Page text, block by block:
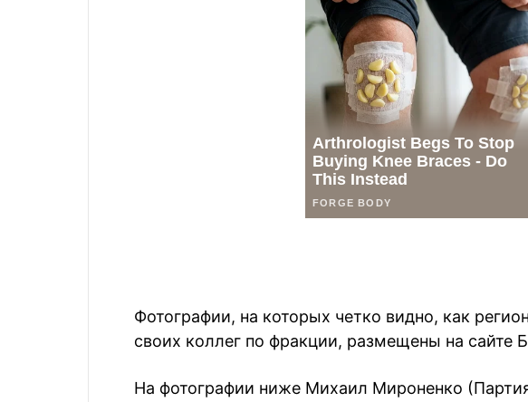
Фотографии, на которых четко видно, как
своих коллег по фракции, размещены на сайте
На фотографии ниже Михаил Мироненко